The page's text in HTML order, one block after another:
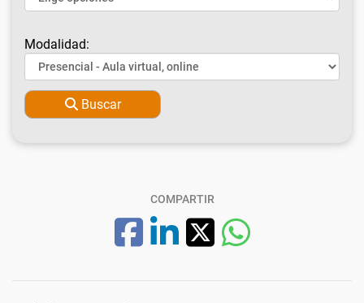
Modalidad:
Buscar
COMPARTIR